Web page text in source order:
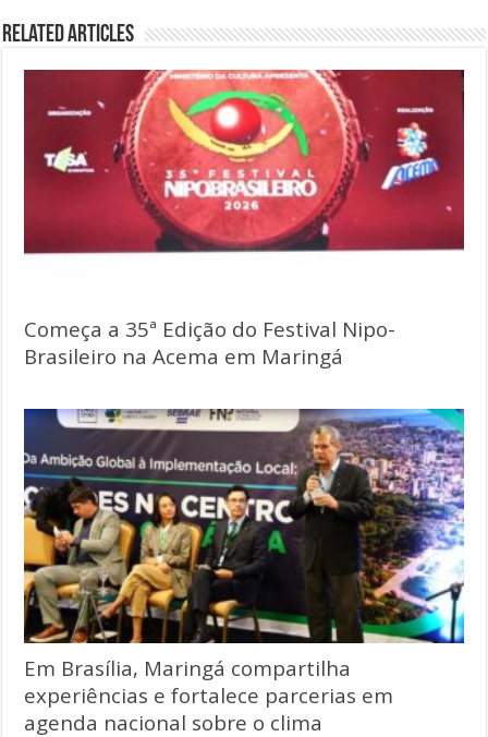
Related Articles
Começa a 35ª Edição do Festival Nipo-
Brasileiro na Acema em Maringá
Em Brasília, Maringá compartilha
experiências e fortalece parcerias em
agenda nacional sobre o clima